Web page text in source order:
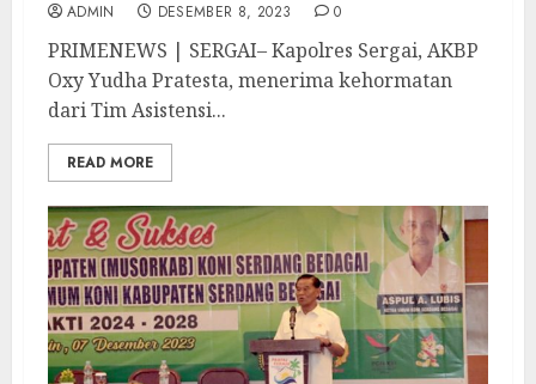
ADMIN DESEMBER 8, 2023 0
PRIMENEWS | SERGAI– Kapolres Sergai, AKBP
Oxy Yudha Pratesta, menerima kehormatan
dari Tim Asistensi...
READ MORE